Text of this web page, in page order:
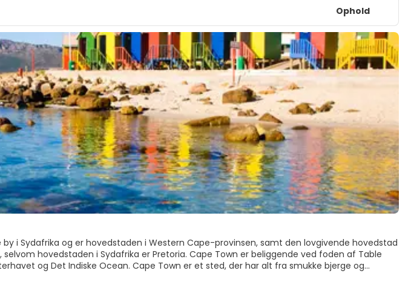
Ophold
i Sydafrika og er hovedstaden i Western Cape-provinsen, samt den lovgivende hovedstad
hovedstaden i Sydafrika er Pretoria. Cape Town er beliggende ved foden af Table
og Det Indiske Ocean. Cape Town er et sted, der har alt fra smukke bjerge og